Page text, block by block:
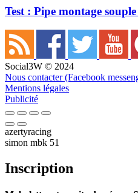
Test : Pipe montage
Social3W © 2024
Nous contacter (Facebook
Mentions légales
Publicité
azertyracing
simon mbk 51
Inscription